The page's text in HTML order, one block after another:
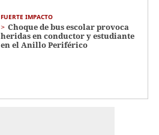
FUERTE IMPACTO
Choque de bus escolar provoca
heridas en conductor y estudiante
en el Anillo Periférico